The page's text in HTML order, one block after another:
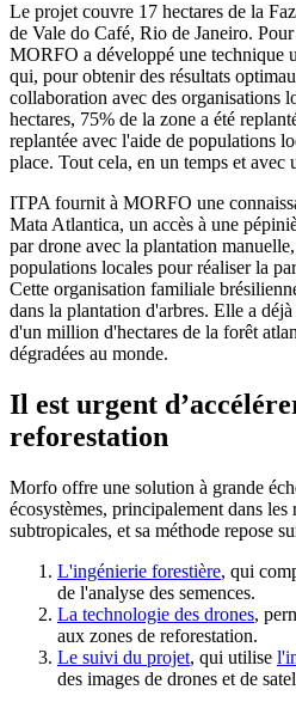
Le projet couvre 17 hectares de la
de Vale do Café, Rio de Janeiro.
MORFO a développé une technique
qui, pour obtenir des résultats
collaboration avec des organisations
hectares, 75% de la zone a été
replantée avec l'aide de populations
place. Tout cela, en un temps et avec
ITPA fournit à MORFO une
Mata Atlantica, un accès à une
par drone avec la plantation
populations locales pour réaliser la
Cette organisation familiale
dans la plantation d'arbres. Elle a
d'un million d'hectares de la forêt
dégradées au monde.
Il est urgent
reforestation
Morfo offre une solution à grande
écosystèmes, principalement dans les
subtropicales, et sa méthode repose
L'ingénierie forestière, qui
de l'analyse des semences.
La technologie des drones,
aux zones de reforestation.
Le suivi du projet, qui utilise
des images de drones et de